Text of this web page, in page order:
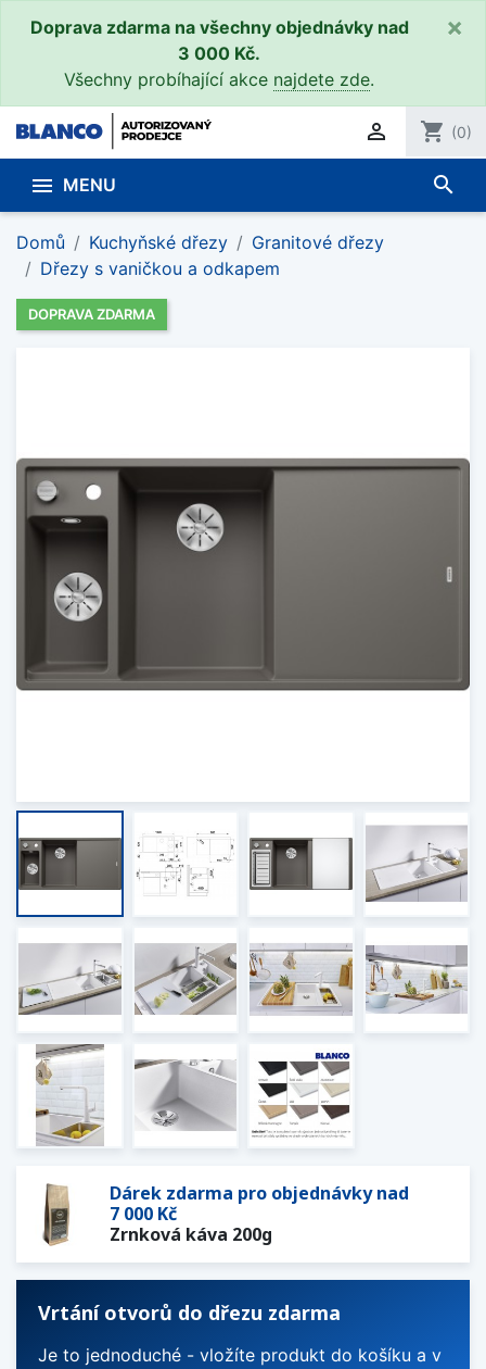
Doprava zdarma na všechny objednávky nad
3 000 Kč.
Všechny probíhající akce najdete zde.
×
 shopping_cart (0)
 MENU search
Domů Kuchyňské dřezy
Granitové dřezy
Dřezy s vaničkou a odkapem
DOPRAVA ZDARMA
Dárek zdarma pro objednávky nad
7 000 Kč
Zrnková káva 200g
Vrtání otvorů do dřezu zdarma
Je to jednoduché - vložíte produkt do košíku a v